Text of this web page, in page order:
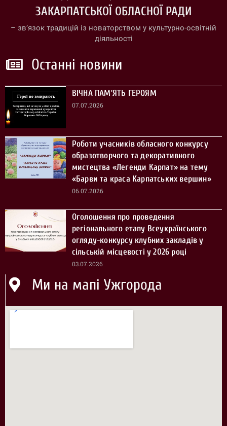
ЗАКАРПАТСЬКОЇ ОБЛАСНОЇ РАДИ
– зв’язок традицій із новаторством у культурно-освітній
діяльності
Останні новини
ВІЧНА ПАМ’ЯТЬ ГЕРОЯМ
07.07.2026
Роботи учасників обласного конкурсу
образотворчого та декоративного
мистецтва «Легенди Карпат» на тему
«Барви та краса Карпатських вершин»
06.07.2026
Оголошення про проведення
регіонального етапу Всеукраїнського
огляду-конкурсу клубних закладів у
сільській місцевості у 2026 році
03.07.2026
Ми на мапі Ужгорода